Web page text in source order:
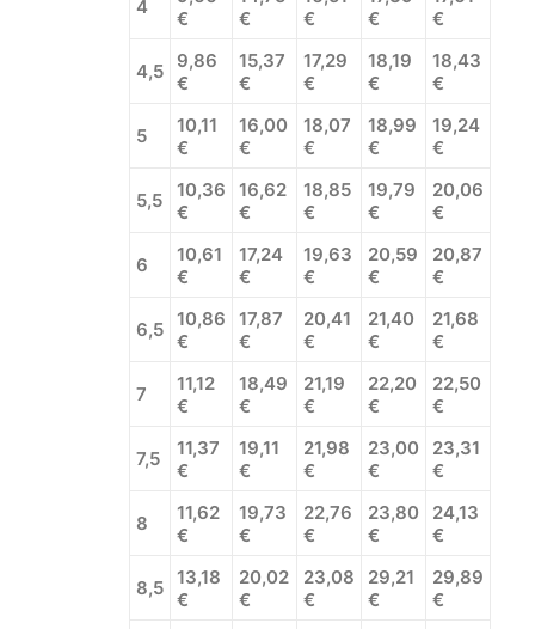
4
€
€
€
€
€
4,5
9,86
€
15,37
€
17,29
€
18,19
€
18,43
€
5
10,11
€
16,00
€
18,07
€
18,99
€
19,24
€
5,5
10,36
€
16,62
€
18,85
€
19,79
€
20,06
€
6
10,61
€
17,24
€
19,63
€
20,59
€
20,87
€
6,5 10,86
€
17,87
€
20,41
€
21,40
€
21,68
€
7
11,12
€
18,49
€
21,19
€
22,20
€
22,50
€
7,5
11,37
€
19,11
€
21,98
€
23,00
€
23,31
€
8
11,62
€
19,73
€
22,76
€
23,80
€
24,13
€
8,5 13,18
€
20,02
€
23,08
€
29,21
€
29,89
€